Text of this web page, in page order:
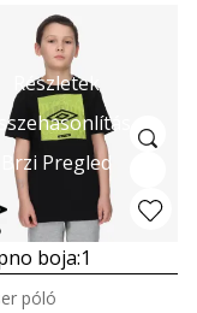
Részletek
Brzi Pregled
boja:1
póló